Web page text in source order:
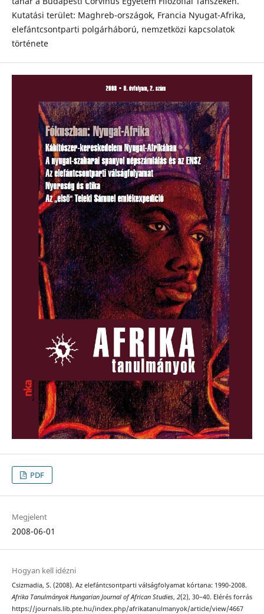
Kutatási terület: Maghreb-országok, Francia Nyugat-Afrika,
elefántcsontparti polgárháború, nemzetközi kapcsolatok
története
PDF
Megjelent
2008-06-01
Hogyan kell idézni
Csizmadia, S. (2008). Az elefántcsontparti válságfolyamat kórtana: 1990-2008.
Afrika Tanulmányok Hungarian Journal of African Studies, 2(2), 30–40. Elérés forrás
https://journals.lib.pte.hu/index.php/afrikatanulmanyok/article/view/4667